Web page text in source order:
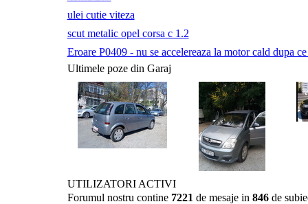
ulei cutie viteza
scut metalic opel corsa c 1.2
Eroare P0409 - nu se accelereaza la motor cald dupa
Ultimele poze din Garaj
UTILIZATORI ACTIVI
Forumul nostru contine 7221 de mesaje in 846de